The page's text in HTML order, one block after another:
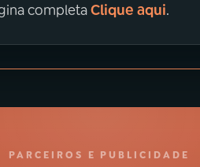
completaClique aqui.
PARCEIROS E PUBLICIDADE